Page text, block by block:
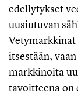
edellytykset
uusiutuvan
Vetymarkkinat
itsestään,
markkinoita
tavoitteena on